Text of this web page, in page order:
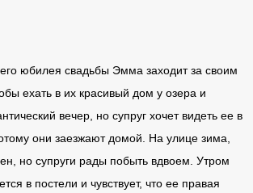
юбилея свадьбы Эмма заходит за своим
ехать в их красивый дом у озера и
вечер, но супруг хочет видеть ее в
они заезжают домой. На улице зима,
но супруги рады побыть вдвоем. Утром
в постели и чувствует, что ее правая